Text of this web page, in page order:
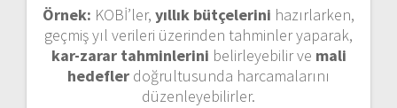
Örnek: KOBİ’ler, yıllık bütçelerini hazırlarken,
geçmiş yıl verileri üzerinden tahminler yaparak,
kar-zarar tahminlerini belirleyebilir ve mali
hedefler doğrultusunda harcamalarını
düzenleyebilirler.